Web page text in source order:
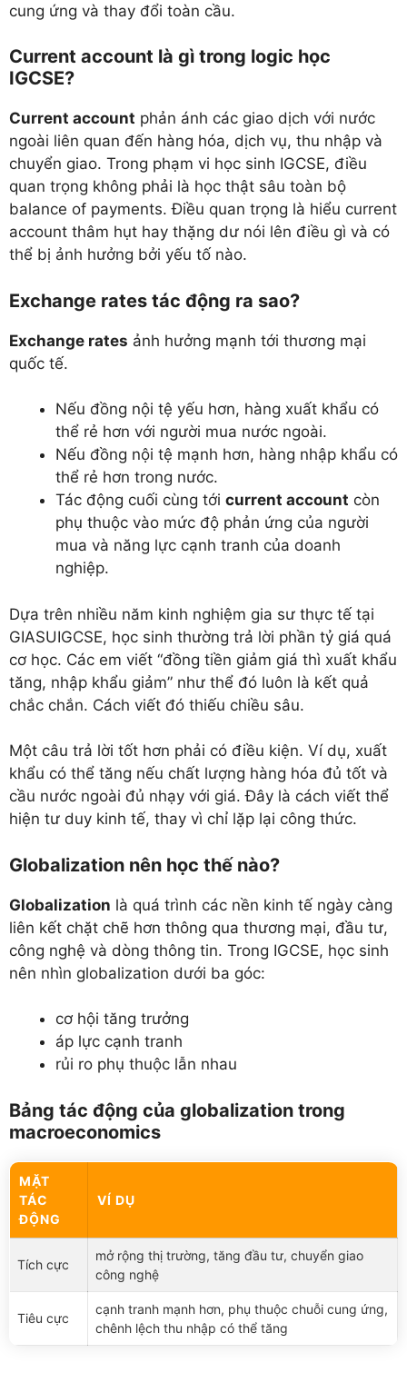
cung ứng và thay đổi toàn cầu.
Current account là gì trong logic học
IGCSE?
Current account phản ánh các giao dịch với nước
ngoài liên quan đến hàng hóa, dịch vụ, thu nhập và
chuyển giao. Trong phạm vi học sinh IGCSE, điều
quan trọng không phải là học thật sâu toàn bộ
balance of payments. Điều quan trọng là hiểu current
account thâm hụt hay thặng dư nói lên điều gì và có
thể bị ảnh hưởng bởi yếu tố nào.
Exchange rates tác động ra sao?
Exchange rates ảnh hưởng mạnh tới thương mại
quốc tế.
Nếu đồng nội tệ yếu hơn, hàng xuất khẩu có
thể rẻ hơn với người mua nước ngoài.
Nếu đồng nội tệ mạnh hơn, hàng nhập khẩu có
thể rẻ hơn trong nước.
Tác động cuối cùng tới current account còn
phụ thuộc vào mức độ phản ứng của người
mua và năng lực cạnh tranh của doanh
nghiệp.
Dựa trên nhiều năm kinh nghiệm gia sư thực tế tại
GIASUIGCSE, học sinh thường trả lời phần tỷ giá quá
cơ học. Các em viết “đồng tiền giảm giá thì xuất khẩu
tăng, nhập khẩu giảm” như thể đó luôn là kết quả
chắc chắn. Cách viết đó thiếu chiều sâu.
Một câu trả lời tốt hơn phải có điều kiện. Ví dụ, xuất
khẩu có thể tăng nếu chất lượng hàng hóa đủ tốt và
cầu nước ngoài đủ nhạy với giá. Đây là cách viết thể
hiện tư duy kinh tế, thay vì chỉ lặp lại công thức.
Globalization nên học thế nào?
Globalization là quá trình các nền kinh tế ngày càng
liên kết chặt chẽ hơn thông qua thương mại, đầu tư,
công nghệ và dòng thông tin. Trong IGCSE, học sinh
nên nhìn globalization dưới ba góc:
cơ hội tăng trưởng
áp lực cạnh tranh
rủi ro phụ thuộc lẫn nhau
Bảng tác động của globalization trong
macroeconomics
MẶT
TÁC
ĐỘNG
VÍ DỤ
Tích cực
mở rộng thị trường, tăng đầu tư, chuyển giao
công nghệ
Tiêu cực
cạnh tranh mạnh hơn, phụ thuộc chuỗi cung ứng,
chênh lệch thu nhập có thể tăng